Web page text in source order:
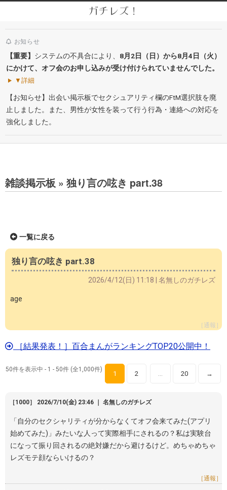
ガチレズ！
Navigation
Menu
お知らせ
【重要】 システムの不具合により、 8月2日（日）から8月4日（火）
にかけて、オフ会のお申し込みが受け付けられていませんでした。
▼詳細
【お知らせ】出会い掲示板でセクシュアリティ欄のFtM選択肢を廃
止しました。また、男性が女性を装って行う行為・連絡への対応を
強化しました。
雑談掲示板 » 独り言の呟き part.38
一覧に戻る
独り言の呟き part.38
2026/4/12(日) 11:18 | 名無しのガチレズ
age
［通報］
［結果発表！］百合まんがランキングTOP20公開中！
50件を表示中 - 1 - 50件 (全1,000件)
1 2 … 20 →
［1000］ 2026/7/10(金) 23:46 ｜ 名無しのガチレズ
「自分のセクシャリティが分からなくてオフ会来てみた(アプリ
始めてみた)」みたいな人って実際相手にされるの？私は実験台
になって振り回されるの絶対嫌だから避けるけど。めちゃめちゃ
レズモテ顔ならいけるの？
［通報］